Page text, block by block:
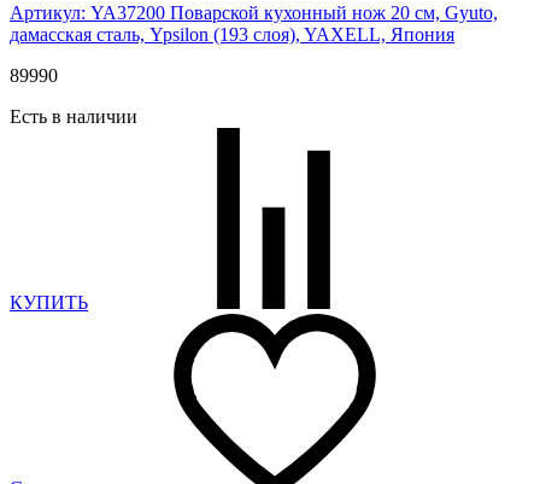
Артикул: YA37200 Поварской кухонный нож 20 см, Gyuto,
дамасская сталь, Ypsilon (193 слоя), YAXELL, Япония
89990
Есть в наличии
КУПИТЬ